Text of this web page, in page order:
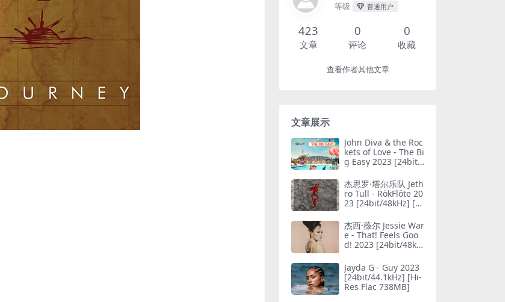
等级 普通用户
423
文章
0
评论
0
收藏
查看作者其他文章
文章展示
John Diva & the Roc
kets of Love - The Bi
g Easy 2023 [24bit/
c 582MB]
杰思罗·塔尔乐队 Jeth
ro Tull - RökFlöte 20
23 [24bit/48kHz] [Hi
杰西·薇尔 Jessie War
e - That! Feels Goo
d! 2023 [24bit/48kH
MB]
Jayda G - Guy 2023
[24bit/44.1kHz] [Hi-
Res Flac 738MB]